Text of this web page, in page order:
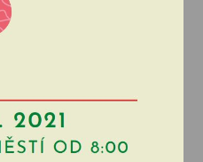
za Humpolec. V Želivě ožije